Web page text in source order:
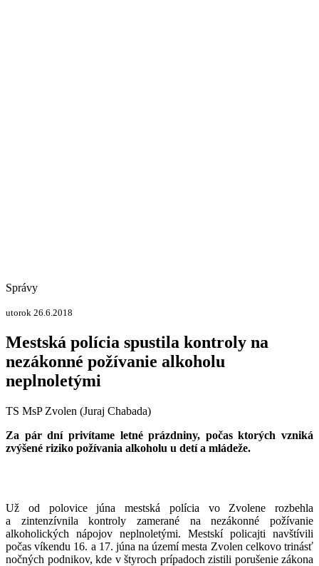
Správy
utorok 26.6.2018
Mestská polícia spustila kontroly na
nezákonné požívanie alkoholu
neplnoletými
TS MsP Zvolen (Juraj Chabada)
Za pár dní privítame letné prázdniny, počas ktorých vzniká
zvýšené riziko požívania alkoholu u detí a mládeže.
Už od polovice júna mestská polícia vo Zvolene rozbehla
a zintenzívnila kontroly zamerané na nezákonné požívanie
alkoholických nápojov neplnoletými. Mestskí policajti navštívili
počas víkendu 16. a 17. júna na území mesta Zvolen celkovo trinásť
nočných podnikov, kde v štyroch prípadoch zistili porušenie zákona